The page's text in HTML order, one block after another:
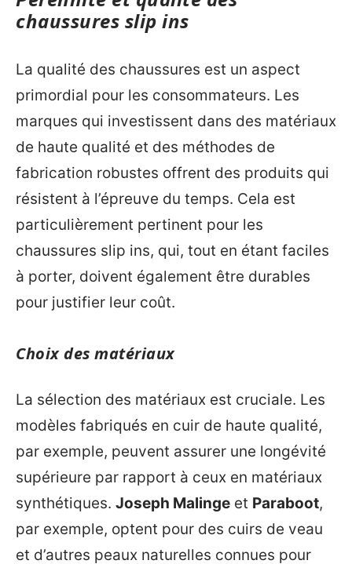
chaussures slip ins
La qualité des chaussures est un aspect
primordial pour les consommateurs. Les
marques qui investissent dans des matériaux
de haute qualité et des méthodes de
fabrication robustes offrent des produits qui
résistent à l’épreuve du temps. Cela est
particulièrement pertinent pour les
chaussures slip ins, qui, tout en étant faciles
à porter, doivent également être durables
pour justifier leur coût.
Choix des matériaux
La sélection des matériaux est cruciale. Les
modèles fabriqués en cuir de haute qualité,
par exemple, peuvent assurer une longévité
supérieure par rapport à ceux en matériaux
synthétiques. Joseph Malinge et Paraboot,
par exemple, optent pour des cuirs de veau
et d’autres peaux naturelles connues pour